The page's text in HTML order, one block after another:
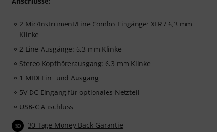
2 Mic/Instrument/Line Combo-Eingänge: XLR / 6,3 mm
Klinke
2 Line-Ausgänge: 6,3 mm Klinke
Stereo Kopfhörerausgang: 6,3 mm Klinke
1 MIDI Ein- und Ausgang
5V DC-Eingang für optionales Netzteil
USB-C Anschluss
30 30 Tage Money-Back-Garantie